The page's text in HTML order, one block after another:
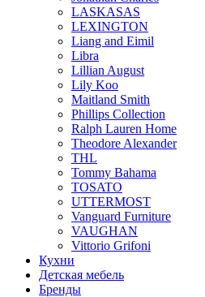
LASKASAS
LEXINGTON
Liang and Eimil
Libra
Lillian August
Lily Koo
Maitland Smith
Phillips Collection
Ralph Lauren Home
Theodore Alexander
THL
Tommy Bahama
TOSATO
UTTERMOST
Vanguard Furniture
VAUGHAN
Vittorio Grifoni
Кухни
Детская мебель
Бренды